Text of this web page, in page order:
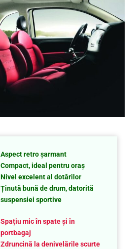
Aspect retro șarmant
Compact, ideal pentru oraș
Nivel excelent al dotărilor
Ținută bună de drum, datorită
suspensiei sportive
Spațiu mic în spate și în
portbagaj
Zdruncină la denivelările scurte